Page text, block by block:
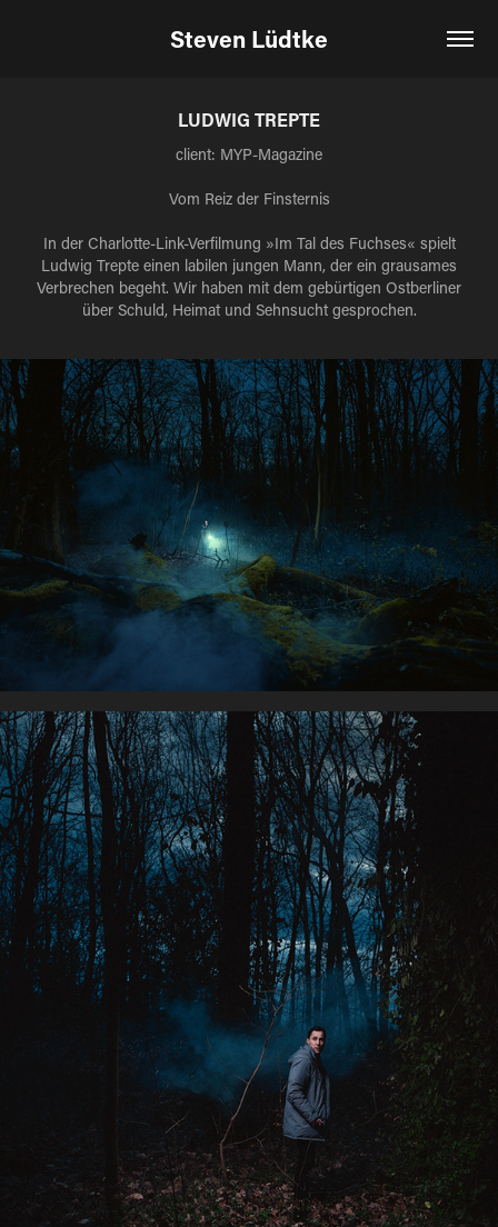
Steven Lüdtke
LUDWIG TREPTE
client: MYP-Magazine
Vom Reiz der Finsternis
In der Charlotte-Link-Verfilmung »Im Tal des Fuchses« spielt
Ludwig Trepte einen labilen jungen Mann, der ein grausames
Verbrechen begeht. Wir haben mit dem gebürtigen Ostberliner
über Schuld, Heimat und Sehnsucht gesprochen.